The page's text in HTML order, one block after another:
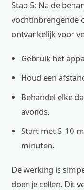
Stap 5: Na de
vochtinbrengende
ontvankelijk voor
Gebruik het
Houd een
Behandel elke
avonds.
Start met 5-10
minuten.
De werking is
door je cellen. Dit